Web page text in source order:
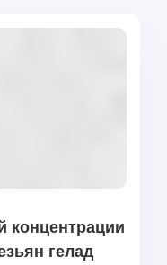
концентрации
гелад